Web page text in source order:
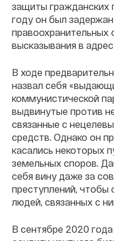
защиты гражданских
году он был
правоохранительных
высказывания в
В ходе
назвал себя
коммунистической
выдвинутые против
связанные с
средств. Однако он
касались некоторых
земельных споров.
себя вину даже за
преступлений, чтобы
людей, связанных с
В сентябре 2020